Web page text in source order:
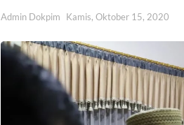
Admin Dokpim Kamis, Oktober 15, 2020